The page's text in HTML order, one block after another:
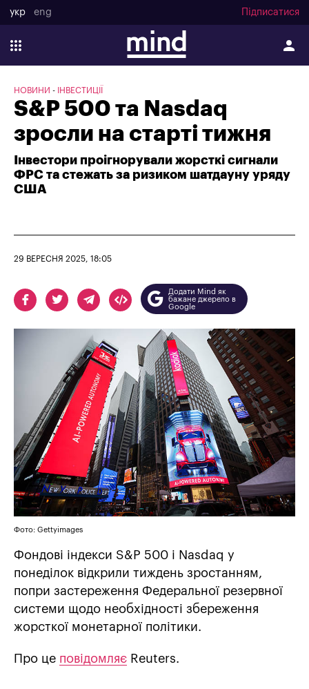
укр eng Підписатися
НОВИНИ ІНВЕСТИЦІЇ
S&P 500 та Nasdaq
зросли на старті тижня
Інвестори проігнорували жорсткі сигнали
ФРС та стежать за ризиком шатдауну уряду
США
29 ВЕРЕСНЯ 2025, 18:05
Додати Mind як
бажане джерело в
Google
Фото: Gettyimages
Фондові індекси S&P 500 і Nasdaq у
понеділок відкрили тиждень зростанням,
попри застереження Федеральної резервної
системи щодо необхідності збереження
жорсткої монетарної політики.
Про це повідомляє Reuters.